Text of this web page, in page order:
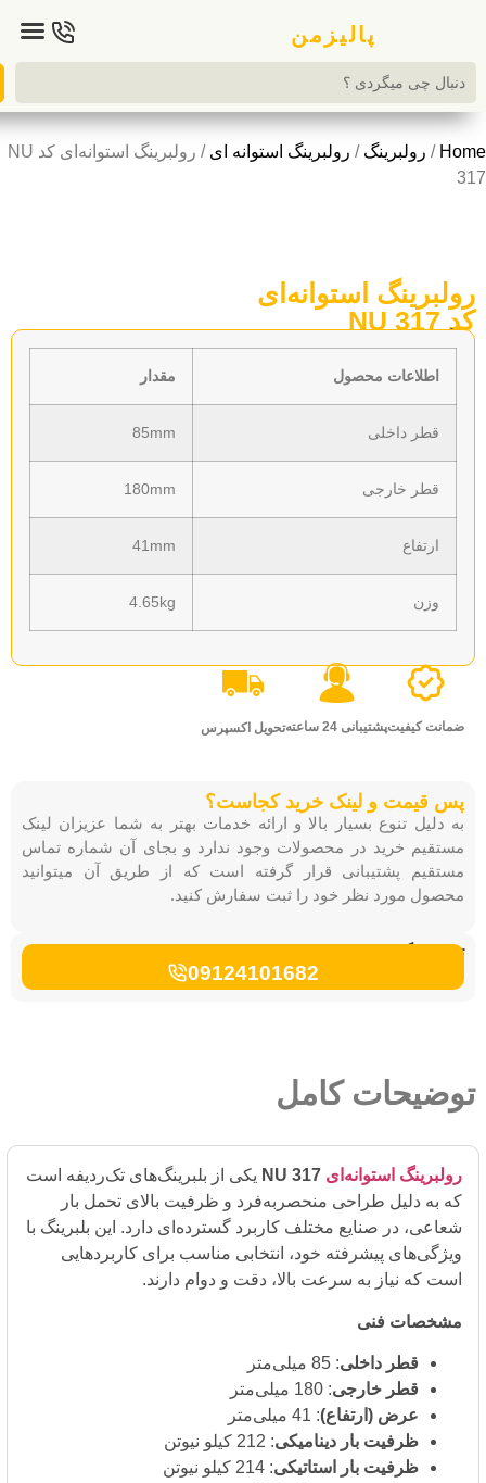
پالیزمن
رولبرینگ /رولبرینگ استوانه ای / رولبرینگ استوانه‌ای کد NU
استوانه‌ای
اصلی
محصول
داخلی
خارجی
کیفیتپشتیبانی 24 ساعته تحویل اکسپرس
و لینک خرید کجاست؟
تنوع بسیار بالا و ارائه خدمات بهتر به شما عزیزان لینک
خرید در محصولات وجود ندارد و بجای آن شماره تماس
پشتیبانی قرار گرفته است که از طریق آن میتوانید
مورد نظر خود را ثبت سفارش کنید.
09124101682
کامل
استوانه‌ایNU 317
یکی از بلبرینگ‌های تک‌ردیفه است
دلیل طراحی منحصر‌به‌فرد و ظرفیت بالای تحمل بار
در صنایع مختلف کاربرد گسترده‌ای دارد. این بلبرینگ با
پیشرفته خود، انتخابی مناسب برای کاربردهایی
نیاز به سرعت بالا، دقت و دوام دارند.
فنی
قطر داخلی: 85 میلی‌متر
قطر خارجی : 180 میلی‌متر
عرض (ارتفاع) : 41 میلی‌متر
ظرفیت بار دینامیکی: 212 کیلو نیوتن
ظرفیت بار استاتیکی: 214 کیلو نیوتن